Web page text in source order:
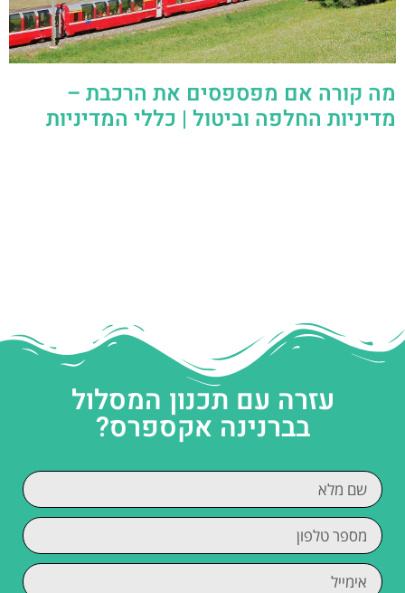
מה קורה אם מפספסים את הרכבת –
מדיניות החלפה וביטול | כללי המדיניות
עזרה עם תכנון המסלול
בברנינה אקספרס?